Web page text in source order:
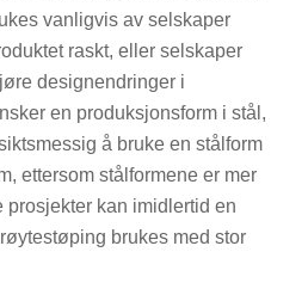
vanligvis av selskaper
raskt, eller selskaper
designendringer i
en produksjonsform i stål,
å bruke en stålform
ettersom stålformene er mer
prosjekter kan imidlertid en
brukes med stor